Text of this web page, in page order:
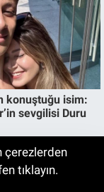
çerezlerden
tıklayın.
ve